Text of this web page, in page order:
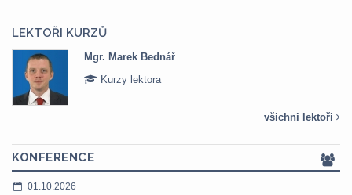
LEKTOŘI KURZŮ
všichni lektoři
KONFERENCE
01.10.2026